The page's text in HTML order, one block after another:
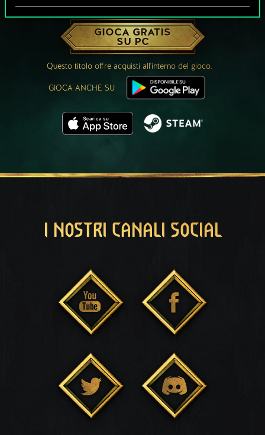
CHE NE DICI DI UNA PARTITA A GWENT?
GIOCA GRATIS
SU PC
Questo titolo offre acquisti all'interno del gioco.
GIOCA ANCHE SU
I NOSTRI CANALI SOCIAL